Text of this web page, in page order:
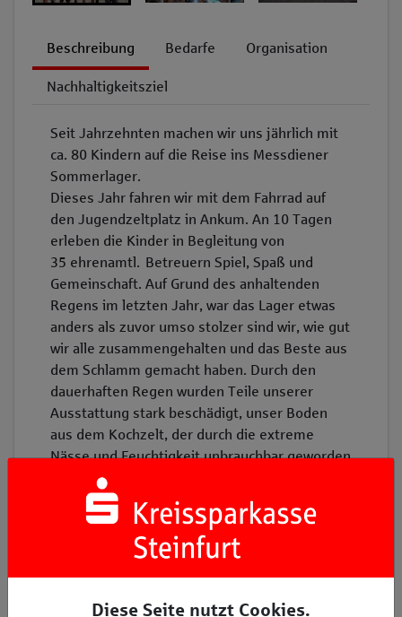
Diese Seite nutzt Cookies.
Beschreibung Bedarfe Organisation
Nachhaltigkeitsziel
Seit Jahrzehnten machen wir uns jährlich mit
ca. 80 Kindern auf die Reise ins Messdiener
Sommerlager.
Dieses Jahr fahren wir mit dem Fahrrad auf
den Jugendzeltplatz in Ankum. An 10 Tagen
erleben die Kinder in Begleitung von
35 ehrenamtl. Betreuern Spiel, Spaß und
Gemeinschaft. Auf Grund des anhaltenden
Regens im letzten Jahr, war das Lager etwas
anders als zuvor umso stolzer sind wir, wie gut
wir alle zusammengehalten und das Beste aus
dem Schlamm gemacht haben. Durch den
dauerhaften Regen wurden Teile unserer
Ausstattung stark beschädigt, unser Boden
aus dem Kochzelt, der durch die extreme
Nässe und Feuchtigkeit unbrauchbar geworden
ist. Wir freuen uns über jede Spende.
Neben unseren wöchentlichen
Gruppenstunden, dem Dienen in der Kirche
und unsere Aktionen, ist unser jährliches
Highlight das Sommerlager.
Gemeinschaft, bei uns ist jeder willkommen,